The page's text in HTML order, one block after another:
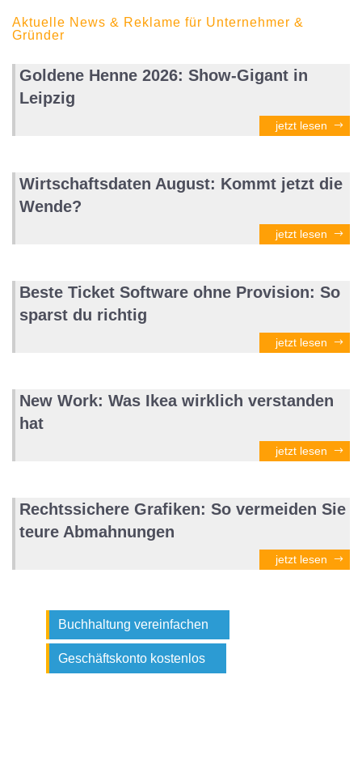
Aktuelle News & Reklame für Unternehmer &
Gründer
Goldene Henne 2026: Show-Gigant in
Leipzig
jetzt lesen
Wirtschaftsdaten August: Kommt jetzt die
Wende?
jetzt lesen
Beste Ticket Software ohne Provision: So
sparst du richtig
jetzt lesen
New Work: Was Ikea wirklich verstanden
hat
jetzt lesen
Rechtssichere Grafiken: So vermeiden Sie
teure Abmahnungen
jetzt lesen
Buchhaltung vereinfachen
Geschäftskonto kostenlos